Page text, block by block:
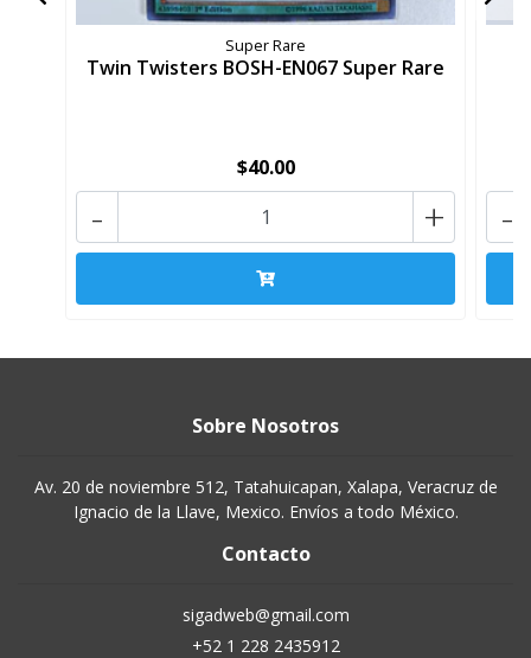
Super Rare
Twin Twisters BOSH-EN067 Super Rare
$40.00
+
- -
Sobre Nosotros
Av. 20 de noviembre 512, Tatahuicapan, Xalapa, Veracruz de
Ignacio de la Llave, Mexico. Envíos a todo México.
Contacto
sigadweb@gmail.com
+52 1 228 2435912